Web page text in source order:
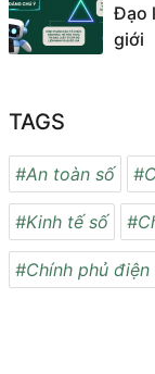
Đạo
giới
TAGS
#An toàn số
#Kinh tế số
#Chính phủ